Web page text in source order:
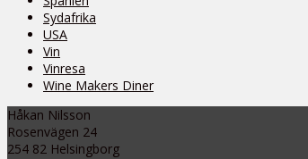
Sydafrika
USA
Vin
Vinresa
Wine Makers Diner
Håkan Nilsson
Rosenvägen 24
254 82 Helsingborg